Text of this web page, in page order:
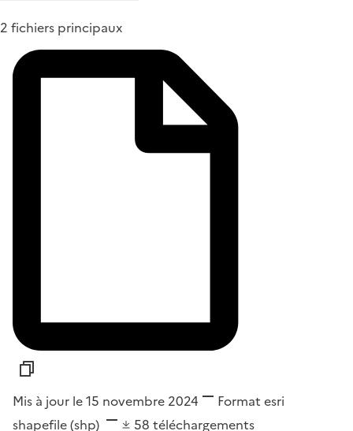
2 fichiers principaux
Mis à jour le 15 novembre 2024 Format esri
shapefile (shp)
58 téléchargements